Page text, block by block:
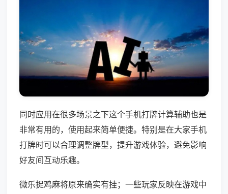
同时应用在很多场景之下这个手机打牌计算辅助也是
非常有用的，使用起来简单便捷。特别是在大家手机
打牌时可以合理调整牌型，提升游戏体验，避免影响
好友间互动乐趣。
微乐捉鸡麻将原来确实有挂；一些玩家反映在游戏中